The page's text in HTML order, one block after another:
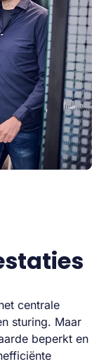
centrale
sturing. Maar
beperkt en